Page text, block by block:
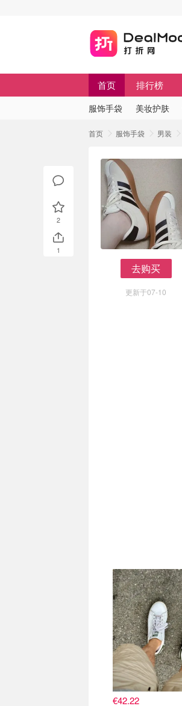
首页 排行榜
服饰手袋 美妆护肤
首页 服饰手袋 男装
去购买
更新于07-10
€42.22
2
1